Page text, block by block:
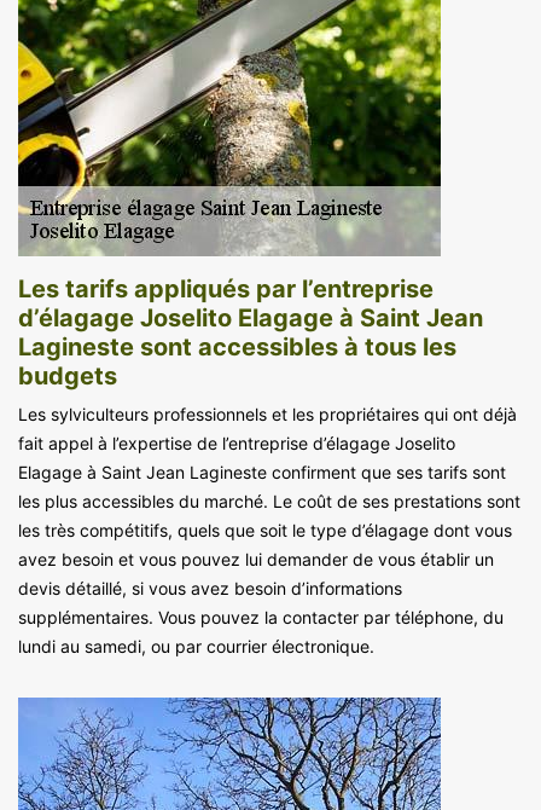
Les tarifs appliqués par l’entreprise
d’élagage Joselito Elagage à Saint Jean
Lagineste sont accessibles à tous les
budgets
Les sylviculteurs professionnels et les propriétaires qui ont déjà
fait appel à l’expertise de l’entreprise d’élagage Joselito
Elagage à Saint Jean Lagineste confirment que ses tarifs sont
les plus accessibles du marché. Le coût de ses prestations sont
les très compétitifs, quels que soit le type d’élagage dont vous
avez besoin et vous pouvez lui demander de vous établir un
devis détaillé, si vous avez besoin d’informations
supplémentaires. Vous pouvez la contacter par téléphone, du
lundi au samedi, ou par courrier électronique.